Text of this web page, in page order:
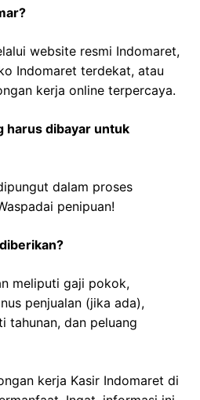
website resmi Indomaret,
Indomaret terdekat, atau
kerja online terpercaya.
harus dibayar untuk
dalam proses
penipuan!
meliputi gaji pokok,
penjualan (jika ada),
tahunan, dan peluang
kerja Kasir Indomaret di